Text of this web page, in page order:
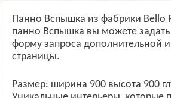
Панно Вспышка из фабрики Bello
панно Вспышка вы можете
форму запроса дополнительной
страницы.
Размер: ширина 900 высота 900